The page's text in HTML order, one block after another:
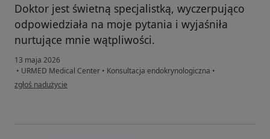
Doktor jest świetną specjalistką, wyczerpująco
odpowiedziała na moje pytania i wyjaśniła
nurtujące mnie wątpliwości.
13 maja 2026
• URMED Medical Center • Konsultacja endokrynologiczna •
w opinii użytkownika Marta S
zgłoś nadużycie